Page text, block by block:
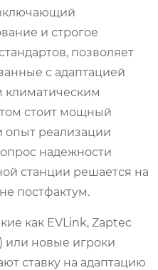
и строгое
позволяет
с адаптацией
стоит мощный
опыт реализации
надежности
станции решается на
постфактум.
как EVLink, Zaptec
или новые игроки
ставку на адаптацию